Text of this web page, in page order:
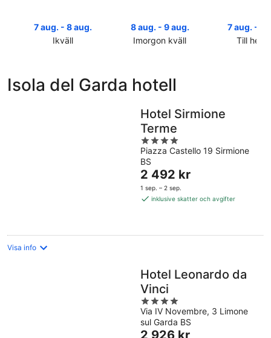
7 aug. - 8 aug.
Ikväll
Isola
8 aug. - 9 aug.
Imorgon kväll
Isola
Garda
imorgon
natt,
aug.
7 aug. - 9
Till
Garda
7
aug.
Isola del Garda hotell
Hotel Sirmione
Terme
4
out
of
5
Piazza Castello 19 Sirmione
BS
Priset
är
2 492 kr
2 492 kr
1 sep. – 2 sep.
inklusive skatter och avgifter
Visa info
Hotel Leonardo da
Vinci
4
out
of
Via IV Novembre, 3 Limone
sul Garda BS
Priset
2 926 kr